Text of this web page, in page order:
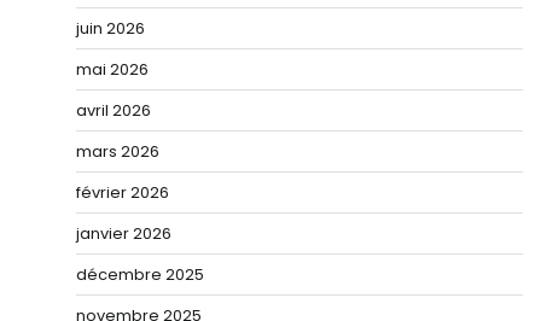
juin 2026
mai 2026
avril 2026
mars 2026
février 2026
janvier 2026
décembre 2025
novembre 2025